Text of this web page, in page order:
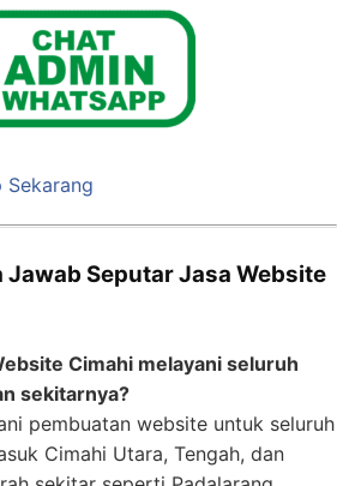
Sekarang
Jawab Seputar Jasa Website
Cimahi melayani seluruh
sekitarnya?
pembuatan website untuk seluruh
Cimahi Utara, Tengah, dan